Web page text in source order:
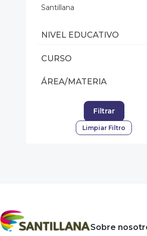
Santillana
NIVEL EDUCATIVO
CURSO
ÁREA/MATERIA
Filtrar
Limpiar Filtro
Sobre